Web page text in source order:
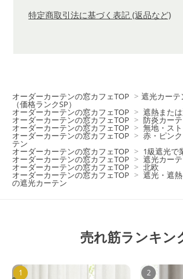
特定商取引法に基づく表記 (返品など)
オーダーカーテンの窓カフェTOP > 遮光カーテ
（価格ランクSP）
オーダーカーテンの窓カフェTOP > 遮熱また
オーダーカーテンの窓カフェTOP > 防炎カー
オーダーカーテンの窓カフェTOP > 無地・ス
オーダーカーテンの窓カフェTOP > 赤・ピン
テン
オーダーカーテンの窓カフェTOP > 1級遮光で
オーダーカーテンの窓カフェTOP > 遮光カーテ
オーダーカーテンの窓カフェTOP > 北欧
オーダーカーテンの窓カフェTOP > 遮光・遮
の遮光カーテン
売れ筋ランキン
1 2